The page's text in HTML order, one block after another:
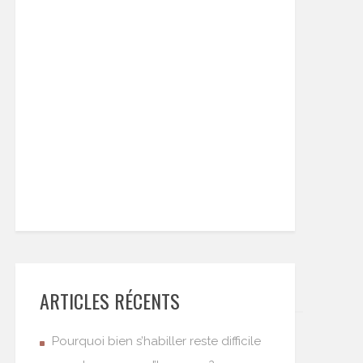
ARTICLES RÉCENTS
Pourquoi bien s’habiller reste difficile